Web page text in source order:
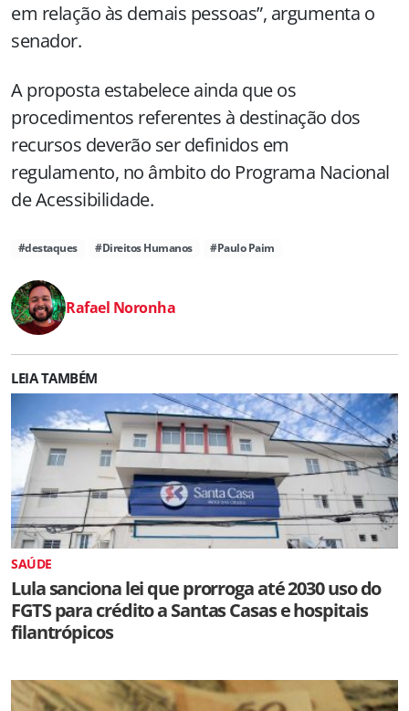
em relação às demais pessoas”, argumenta o
senador.
A proposta estabelece ainda que os
procedimentos referentes à destinação dos
recursos deverão ser definidos em
regulamento, no âmbito do Programa Nacional
de Acessibilidade.
#destaques #Direitos Humanos #Paulo Paim
Rafael Noronha
LEIA TAMBÉM
SAÚDE
Lula sanciona lei que prorroga até 2030 uso do
FGTS para crédito a Santas Casas e hospitais
filantrópicos